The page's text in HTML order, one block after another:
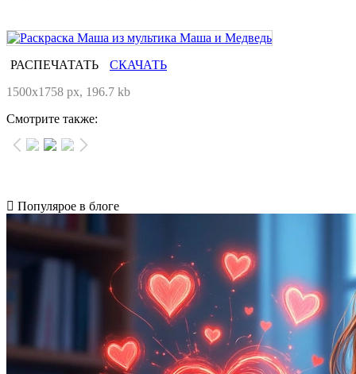
РАСПЕЧАТАТЬ
СКАЧАТЬ
1500x1758 px, 196.7 kb
Смотрите также:
Популярое в блоге